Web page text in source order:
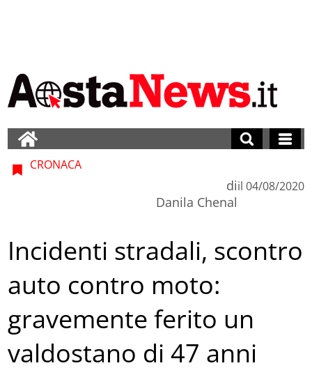
CRONACA
di
Danila Chenal
il 04/08/2020
Incidenti stradali, scontro
auto contro moto:
gravemente ferito un
valdostano di 47 anni